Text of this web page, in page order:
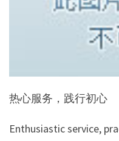
热心服务，践行初心
Enthusiastic service,